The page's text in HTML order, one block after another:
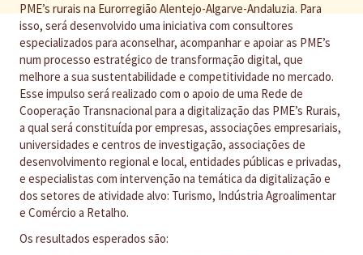
PME’s rurais na Eurorregião Alentejo-Algarve-Andaluzia. Para
isso, será desenvolvido uma iniciativa com consultores
especializados para aconselhar, acompanhar e apoiar as PME’s
num processo estratégico de transformação digital, que
melhore a sua sustentabilidade e competitividade no mercado.
Esse impulso será realizado com o apoio de uma Rede de
Cooperação Transnacional para a digitalização das PME’s Rurais,
a qual será constituída por empresas, associações empresariais,
universidades e centros de investigação, associações de
desenvolvimento regional e local, entidades públicas e privadas,
e especialistas com intervenção na temática da digitalização e
dos setores de atividade alvo: Turismo, Indústria Agroalimentar
e Comércio a Retalho.
Os resultados esperados são: